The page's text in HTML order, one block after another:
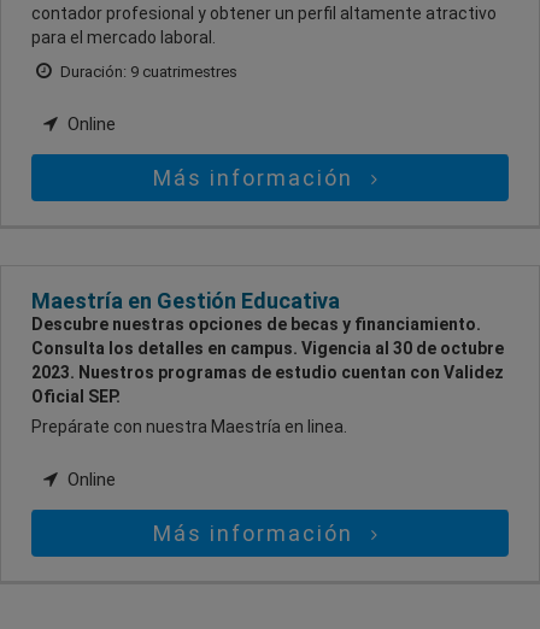
contador profesional y obtener un perfil altamente atractivo
para el mercado laboral.
Duración: 9 cuatrimestres
Online
Más información
Maestría en Gestión Educativa
Descubre nuestras opciones de becas y financiamiento.
Consulta los detalles en campus. Vigencia al 30 de octubre
2023. Nuestros programas de estudio cuentan con Validez
Oficial SEP.
Prepárate con nuestra Maestría en linea.
Online
Más información